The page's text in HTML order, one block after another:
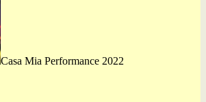
Casa Mia Performance 2022